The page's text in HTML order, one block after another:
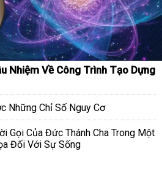
Nhiệm Về Công Trình Tạo Dựng
Những Chỉ Số Nguy Cơ
Gọi Của Đức Thánh Cha Trong Một
Đối Với Sự Sống